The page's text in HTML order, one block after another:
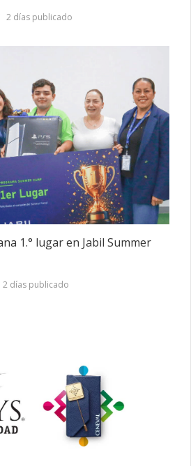
2 días publicado
1.° lugar en Jabil Summer
2 días publicado